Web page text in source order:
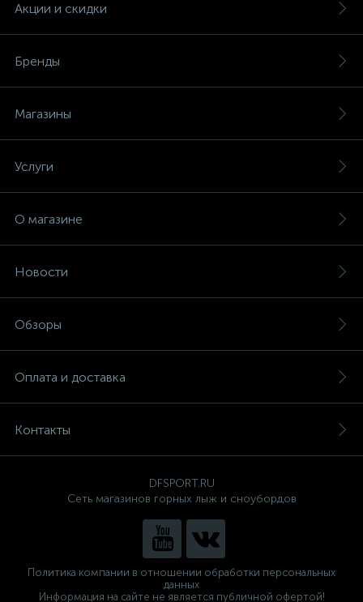
Акции и скидки
Бренды
Магазины
Услуги
О магазине
Новости
Обзоры
Оплата и доставка
Контакты
DFSPORT.RU
Сеть магазинов горных лыж и сноубордов
Политика компании в отношении обработки персональных
данных
Информация на сайте не является публичной офертой!